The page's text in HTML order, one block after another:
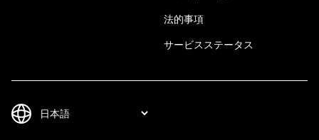
法的事項
サービスステータス